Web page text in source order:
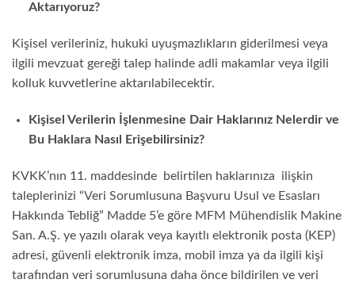
Aktarıyoruz?
Kişisel verileriniz, hukuki uyuşmazlıkların giderilmesi veya
ilgili mevzuat gereği talep halinde adli makamlar veya ilgili
kolluk kuvvetlerine aktarılabilecektir.
Kişisel Verilerin İşlenmesine Dair Haklarınız Nelerdir ve
Bu Haklara Nasıl Erişebilirsiniz?
KVKK’nın 11. maddesinde belirtilen haklarınıza ilişkin
taleplerinizi “Veri Sorumlusuna Başvuru Usul ve Esasları
Hakkında Tebliğ” Madde 5’e göre MFM Mühendislik Makine
San. A.Ş. ye yazılı olarak veya kayıtlı elektronik posta (KEP)
adresi, güvenli elektronik imza, mobil imza ya da ilgili kişi
tarafından veri sorumlusuna daha önce bildirilen ve veri